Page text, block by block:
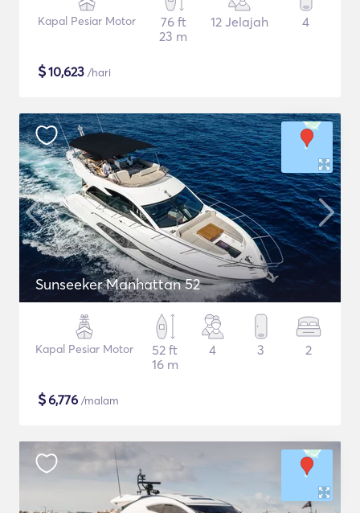
Kapal Pesiar Motor
76 ft
23 m
12 Jelajah 4
$10,623 /hari
Sunseeker Manhattan 52
Kapal Pesiar Motor
52 ft
16 m
4 3 2
$6,776 /malam